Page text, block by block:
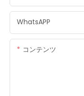
WhatsAPP
コンテンツ